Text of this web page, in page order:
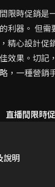
限時促銷是
利器。 但
精心設計促
效果。切記
，一種營銷
直播間限時
說明